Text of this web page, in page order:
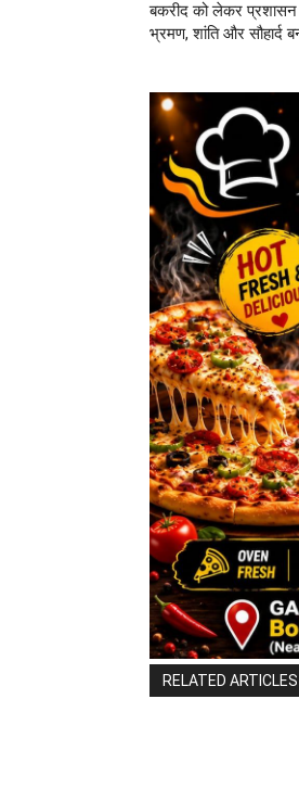
बकरीद को लेकर प्रशासन
भ्रमण, शांति और सौहार्द
RELATED ARTICLES